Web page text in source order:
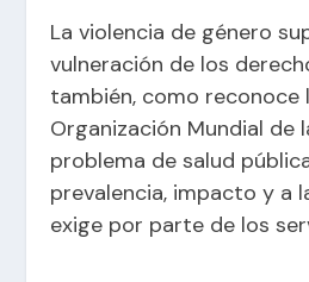
La violencia de género
vulneración de los
también, como reconoce
Organización Mundial de
problema de salud
prevalencia, impacto y a
exige por parte de los